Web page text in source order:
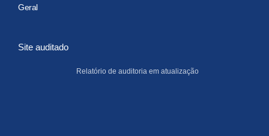
Geral
Site auditado
Relatório de auditoria em atualização